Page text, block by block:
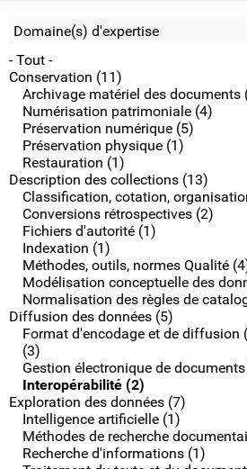
Domaine(s) d'expertise
- Tout -
Conservation (11)
Archivage matériel des documents
Numérisation patrimoniale (4)
Préservation numérique (5)
Préservation physique (1)
Restauration (1)
Description des collections (13)
Classification, cotation,
Conversions rétrospectives (2)
Fichiers d'autorité (1)
Indexation (1)
Méthodes, outils, normes Qualité
Modélisation conceptuelle des
Normalisation des règles de
Diffusion des données (5)
Format d'encodage et de diffusion
(3)
Gestion électronique de
Interopérabilité (2)
Exploration des données (7)
Intelligence artificielle (1)
Méthodes de recherche
Recherche d'informations (1)